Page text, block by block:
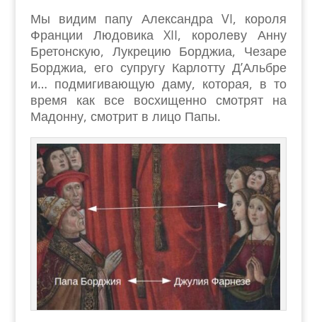
Мы видим папу Александра VI, короля
Франции Людовика XII, королеву Анну
Бретонскую, Лукрецию Борджиа, Чезаре
Борджиа, его супругу Карлотту Д’Альбре
и… подмигивающую даму, которая, в то
время как все восхищенно смотрят на
Мадонну, смотрит в лицо Папы.